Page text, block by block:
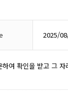
2025/
여 확인을 받고 그